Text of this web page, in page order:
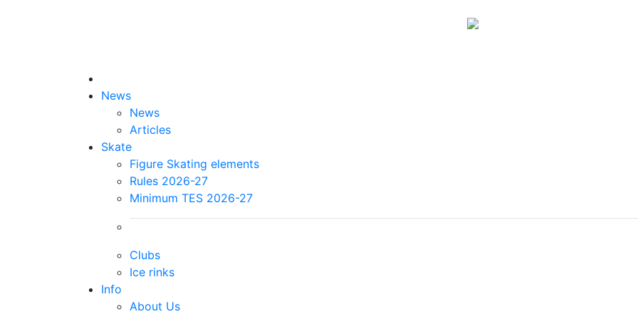
News
News
Articles
Skate
Figure Skating elements
Rules 2026-27
Minimum TES 2026-27
Clubs
Ice rinks
Info
About Us